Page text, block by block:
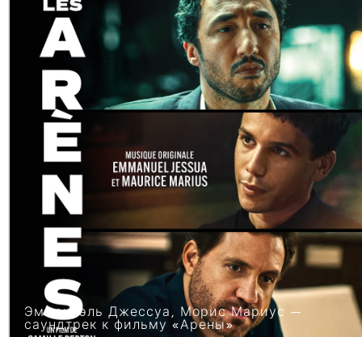
Эммануэль Джессуа, Морис Мариус —
саундтрек к фильму «Арены»